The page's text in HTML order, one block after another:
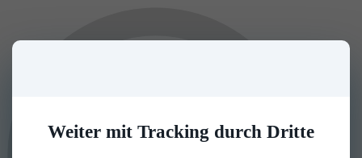
Weiter mit Tracking durch Dritte